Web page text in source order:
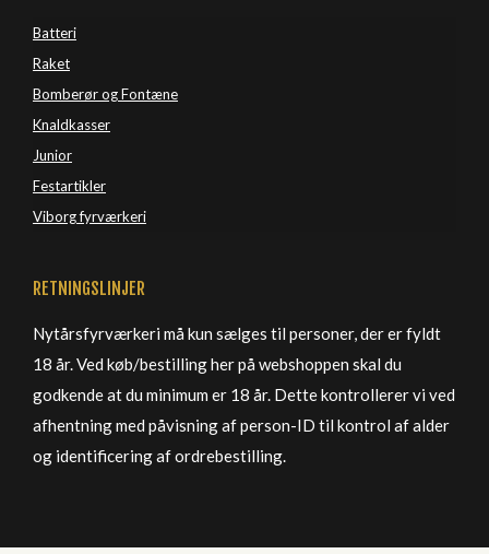
Batteri
Raket
Bomberør og Fontæne
Knaldkasser
Junior
Festartikler
Viborg fyrværkeri
RETNINGSLINJER
Nytårsfyrværkeri må kun sælges til personer, der er fyldt
18 år. Ved køb/bestilling her på webshoppen skal du
godkende at du minimum er 18 år. Dette kontrollerer vi ved
afhentning med påvisning af person-ID til kontrol af alder
og identificering af ordrebestilling.